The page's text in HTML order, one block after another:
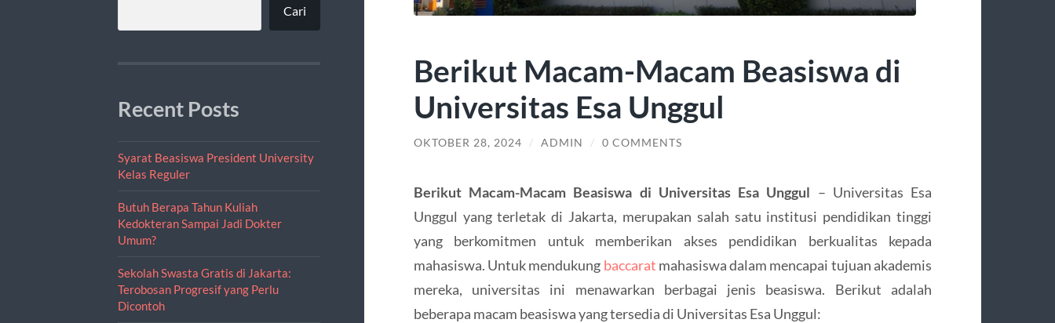
Cari
Recent Posts
Syarat Beasiswa President University
Kelas Reguler
Butuh Berapa Tahun Kuliah
Kedokteran Sampai Jadi Dokter
Umum?
Sekolah Swasta Gratis di Jakarta:
Terobosan Progresif yang Perlu
Dicontoh
Berikut Macam-Macam Beasiswa di
Universitas Esa Unggul
OKTOBER 28, 2024 / ADMIN / 0 COMMENTS
Berikut Macam-Macam Beasiswa di Universitas Esa Unggul – Universitas Esa
Unggul yang terletak di Jakarta, merupakan salah satu institusi pendidikan tinggi
yang berkomitmen untuk memberikan akses pendidikan berkualitas kepada
mahasiswa. Untuk mendukung baccarat mahasiswa dalam mencapai tujuan akademis
mereka, universitas ini menawarkan berbagai jenis beasiswa. Berikut adalah
beberapa macam beasiswa yang tersedia di Universitas Esa Unggul: